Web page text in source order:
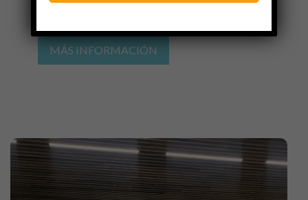
JUN inACTUALIDAD DE LA CÁTEDRA,
MÁS INFORMACIÓN